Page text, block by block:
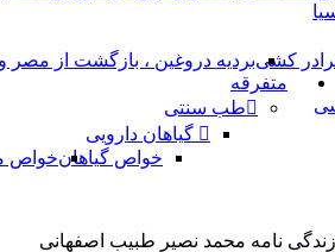
کشیبردیه دروغین ، بازگشت از
متفرقه
طب سنتی
گیاهان دارویی
خواص گیاهانخواص
زندگی نامه محمد نصیر طبیب اصفهانی